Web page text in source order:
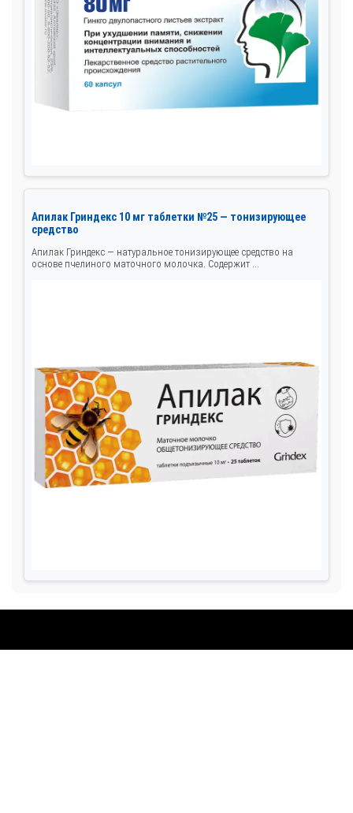
Апилак Гриндекс 10 мг таблетки №25 — тонизирующее
средство
Апилак Гриндекс — натуральное тонизирующее средство на
основе пчелиного маточного молочка. Содержит ...